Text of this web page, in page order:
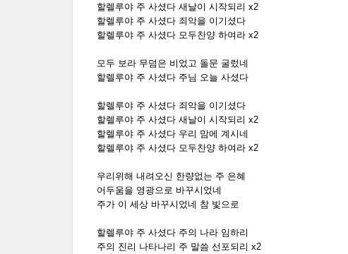
할렐루야 주 사셨다 새날이 시작되리 x2
할렐루야 주 사셨다 죄악을 이기셨다
할렐루야 주 사셨다 모두찬양 하여라 x2
모두 보라 무덤은 비었고 돌문 굴렀네
할렐루야 주 사셨다 주님 오늘 사셨다
할렐루야 주 사셨다 죄악을 이기셨다
할렐루야 주 사셨다 새날이 시작되리 x2
할렐루야 주 사셨다 우리 맘에 계시네
할렐루야 주 사셨다 모두찬양 하여라 x2
우리위해 내려오신 한량없는 주 은혜
어두움을 영광으로 바꾸시었네
주가 이 세상 바꾸시었네 참 빛으로
할렐루야 주 사셨다 주의 나라 임하리
주의 진리 나타나리 주 말씀 선포되리 x2